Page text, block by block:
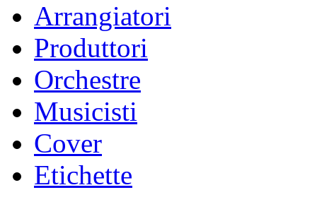
Arrangiatori
Produttori
Orchestre
Musicisti
Cover
Etichette